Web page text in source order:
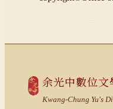
余光中數位文
Kwang-Chung Yu's